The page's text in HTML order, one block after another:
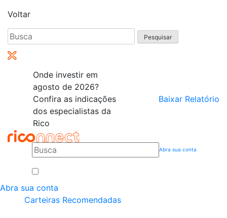
Voltar
Pesquisar
por:
Onde investir em
agosto de 2026?
Confira as indicações
dos especialistas da
Rico
Baixar Relatório
Abra sua conta
Abra sua conta
Carteiras Recomendadas